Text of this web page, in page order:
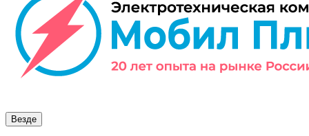
Везде